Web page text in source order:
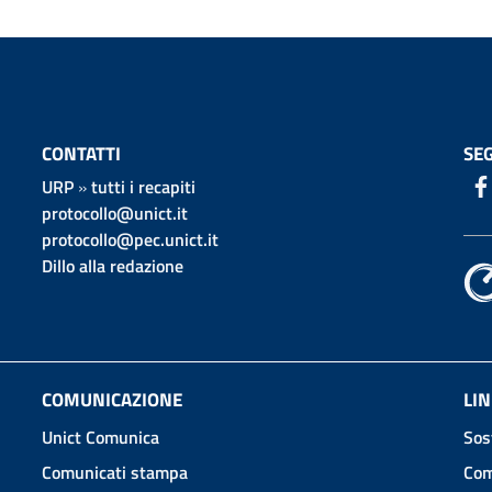
CONTATTI
URP»tutti i recapiti
protocollo@unict.it
protocollo@pec.unict.it
Dillo alla redazione
COMUNICAZIONE
Unict Comunica
Comunicati stampa